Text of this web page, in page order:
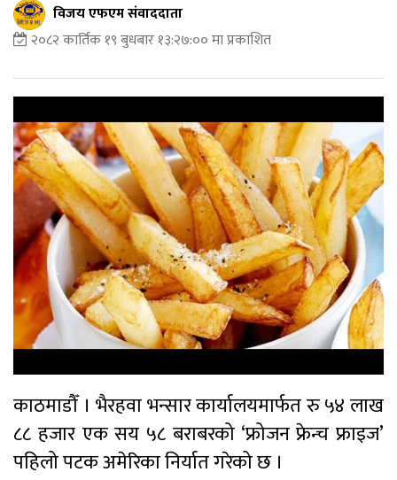
विजय एफएम संवाददाता
२०८२ कार्तिक १९ बुधबार १३:२७:०० मा प्रकाशित
काठमाडौँ । भैरहवा भन्सार कार्यालयमार्फत रु ५४ लाख
८८ हजार एक सय ५८ बराबरको ‘फ्रोजन फ्रेन्च फ्राइज’
पहिलो पटक अमेरिका निर्यात गरेको छ ।